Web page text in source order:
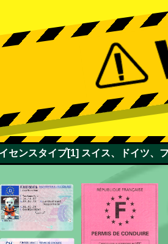
センスタイプ[1] スイス、ドイツ、